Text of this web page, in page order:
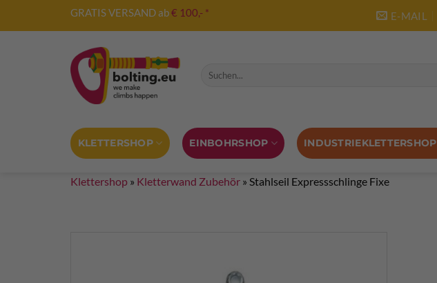
GRATIS VERSAND ab€ 100,- * E-MAIL
Suche nach:
KLETTERSHOP EINBOHRSHOP INDUSTRIEKLETTERSHOP
Klettershop » Kletterwand Zubehör » Stahlseil Expressschlinge Fixe